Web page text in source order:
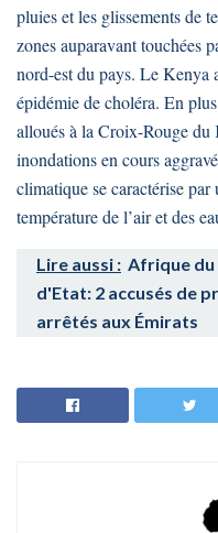
pluies et les glissements de
zones auparavant touchées
nord-est du pays. Le Kenya
épidémie de choléra. En
alloués à la Croix-Rouge du
inondations en cours
climatique se caractérise par
température de l’air et des
Lire aussi : Afrique
d'Etat: 2 accusés de
arrêtés aux Émirats